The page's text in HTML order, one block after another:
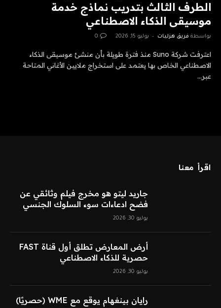
الطرف الثالث بتدريب نماذج خدمة
موسيقى الذكاء الاصطناعي
بواسطة فريق هزليات يوليو 15, 2026 0
اعترفت شركة Suno منذ فترة طويلة بأن منشئ موسيقى الذكاء
الاصطناعي الخاص بها يعتمد على استخراج ملايين الأغاني المتاحة
عبر…
اقرأ معنا
جاريد ليتو هو مخرج فيلم وثائقي عن
فضح ادعاءات سوء السلوك الجنسي
يوليو 30, 2026
أرض المعارض تطلق أول قناة FAST
حصرية للذكاء الاصطناعي
يوليو 30, 2026
رايان بينغهام يوقع مع WME (حصريًا)